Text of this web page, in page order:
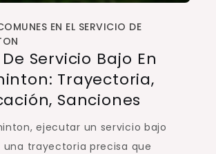
EN EL SERVICIO DE
Servicio Bajo En
Trayectoria,
Sanciones
ejecutar un servicio bajo
una trayectoria precisa que